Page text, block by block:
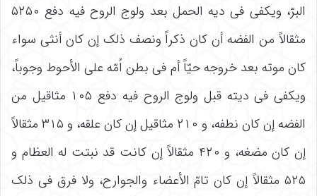
البرّ، ویکفی فی دیه الحمل بعد ولوج الروح فیه دفع ۵۲۵۰
مثقالاً من الفضه أن کان ذکراً ونصف ذلک إن کان أنثى سواء
کان موته بعد خروجه حیّاً أم فی بطن اُمّه على الأحوط وجوباً،
ویکفی فی دیته قبل ولوج الروح فیه دفع ۱۰۵ مثاقیل من
الفضه إن کان نطفه، و ۲۱۰ مثاقیل إن کان علقه، و ۳۱۵ مثقالاً
إن کان مضغه، و ۴۲۰ مثقالاً إن کانت قد نبتت له العظام و
۵۲۵ مثقالاً إن کان تامّ الأعضاء والجوارح، ولا فرق فی ذلک